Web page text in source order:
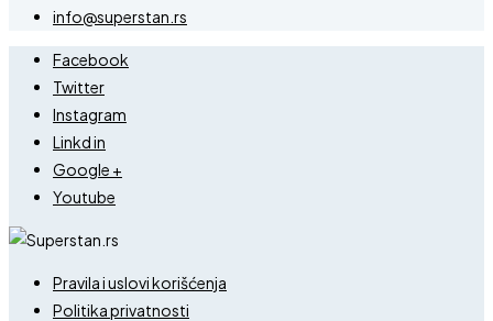
info@superstan.rs
Facebook
Twitter
Instagram
Linkd in
Google +
Youtube
Pravila i uslovi korišćenja
Politika privatnosti